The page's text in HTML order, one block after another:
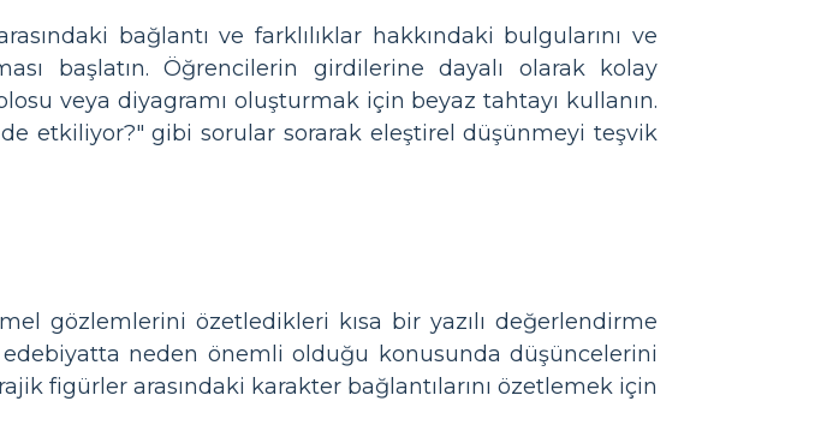
bağlantı ve farklılıklar hakkındaki bulgularını ve
başlatın. Öğrencilerin girdilerine dayalı olarak kolay
veya diyagramı oluşturmak için beyaz tahtayı kullanın.
etkiliyor?" gibi sorular sorarak eleştirel düşünmeyi teşvik
gözlemlerini özetledikleri kısa bir yazılı değerlendirme
edebiyatta neden önemli olduğu konusunda düşüncelerini
figürler arasındaki karakter bağlantılarını özetlemek için